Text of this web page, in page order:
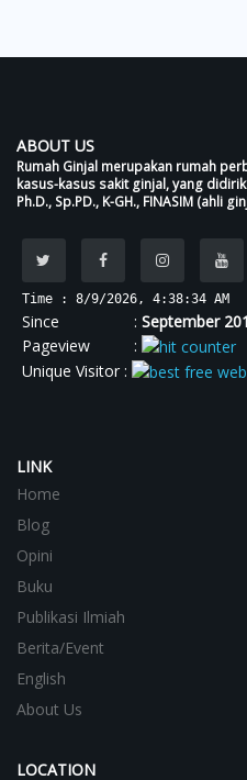
ABOUT US
Rumah Ginjal merupakan rumah
kasus-kasus sakit ginjal, yang
Ph.D., Sp.PD., K-GH., FINASIM (ahli
Time : 8/9/2026, 4:38:34 AM
Since : September
Pageview :
Unique Visitor :
LINK
Home
Blog
Opini
Buku
Publikasi Ilmiah
Berita/Event
English
About Us
LOCATION